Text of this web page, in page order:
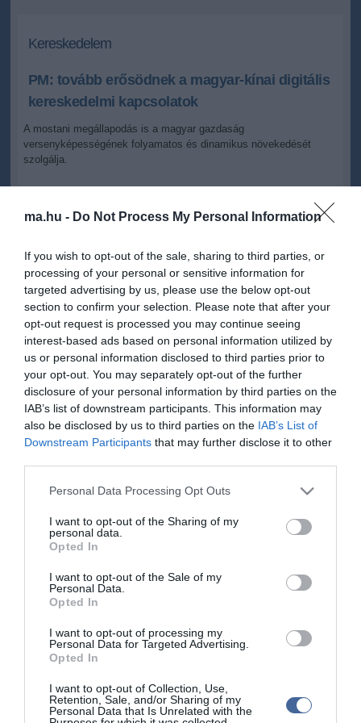
ma.hu - Do Not Process My Personal Information
If you wish to opt-out of the sale, sharing to third parties, or
processing of your personal or sensitive information for
targeted advertising by us, please use the below opt-out
section to confirm your selection. Please note that after your
opt-out request is processed you may continue seeing
interest-based ads based on personal information utilized by
us or personal information disclosed to third parties prior to
your opt-out. You may separately opt-out of the further
disclosure of your personal information by third parties on the
IAB’s list of downstream participants. This information may
also be disclosed by us to third parties on the IAB’s List of
Downstream Participants that may further disclose it to other
Please note that this website/app uses one or more Google
not limited to your visit or usage behaviour. You may click to
grant or deny consent to Google and its third-party tags to
use your data for below specified purposes in below Google
consent section.
Personal Data Processing Opt Outs
I want to opt-out of the Sharing of my
personal data.
Opted In
I want to opt-out of the Sale of my
Personal Data.
Opted In
I want to opt-out of processing my
Personal Data for Targeted Advertising.
Opted In
I want to opt-out of Collection, Use,
Retention, Sale, and/or Sharing of my
Personal Data that Is Unrelated with the
Kereskedelem
PM: tovább erősödnek a magyar-kínai digitális
kereskedelmi kapcsolatok
A mostani megállapodás is a magyar gazdaság
versenyképességének folyamatos és dinamikus növekedését
szolgálja.
MTI
A magyar-kínai gazdasági kapcsolatok erősödése kiemelt
fontosságú mindkét ország számára - jelentette ki Izer Norbert, a
Pénzügyminisztérium (PM) adóügyekért felelős államtitkára,
miután kereskedelmi együttműködési szándéknyilatkozatot írt alá
Wu Jianggal, Shandong Dihao International Investment Limited
Company képviselőjével a szaktárca tájékoztatása szerint.
Az államtitkár kiemelte: a mostani megállapodás is a magyar
gazdaság versenyképességének folyamatos és dinamikus
növekedését szolgálja - írják a közleményben.
Kína Magyarország egyik legfontosabb Európán kívüli
külkereskedelmi partnere, így napjainkban kulcsfontosságú a két
ország közötti együttműködés az infrastruktúra, és a
Magyarország szempontjából a Kínával való hatékony gazdasági
versenyképességének folyamatos és dinamikus növekedése
érdekében - hangsúlyozta Izer Norbert a PM közleménye szerint.
Azt mondta, a mostani megállapodás célja a digitális
kereskedelem működéséhez szükséges környezet feltételeinek
vizsgálata, valamint a jó gyakorlatok kialakítása és fejlesztése
módon segíthetnek mind a hatóságoknak, mind a
vállalkozásoknak, és így a mindennapi életet érintő területeken is
pozitív hatást gyakorolhatnak - emelte ki az államtitkár. Úgy
betartatását, erősíti a kereskedelmi kapcsolatokat, támogatja a
technológiai fejlődést és eredményesebbé teszi a